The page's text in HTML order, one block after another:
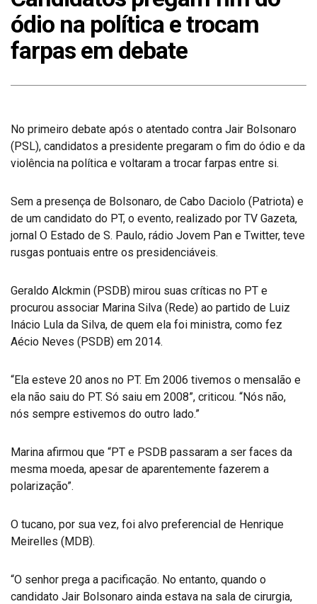
ódio na política e trocam
farpas em debate
No primeiro debate após o atentado contra Jair Bolsonaro
(PSL), candidatos a presidente pregaram o fim do ódio e da
violência na política e voltaram a trocar farpas entre si.
Sem a presença de Bolsonaro, de Cabo Daciolo (Patriota) e
de um candidato do PT, o evento, realizado por TV Gazeta,
jornal O Estado de S. Paulo, rádio Jovem Pan e Twitter, teve
rusgas pontuais entre os presidenciáveis.
Geraldo Alckmin (PSDB) mirou suas críticas no PT e
procurou associar Marina Silva (Rede) ao partido de Luiz
Inácio Lula da Silva, de quem ela foi ministra, como fez
Aécio Neves (PSDB) em 2014.
“Ela esteve 20 anos no PT. Em 2006 tivemos o mensalão e
ela não saiu do PT. Só saiu em 2008”, criticou. “Nós não,
nós sempre estivemos do outro lado.”
Marina afirmou que “PT e PSDB passaram a ser faces da
mesma moeda, apesar de aparentemente fazerem a
polarização”.
O tucano, por sua vez, foi alvo preferencial de Henrique
Meirelles (MDB).
“O senhor prega a pacificação. No entanto, quando o
candidato Jair Bolsonaro ainda estava na sala de cirurgia,